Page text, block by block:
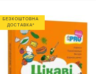
БЕЗКОШТОВНА
ДОСТАВКА*